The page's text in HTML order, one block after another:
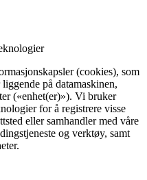
(cookies), som
på datamaskinen,
(«enhet(er)»). Vi bruker
for å registrere visse
eller samhandler med våre
og verktøy, samt